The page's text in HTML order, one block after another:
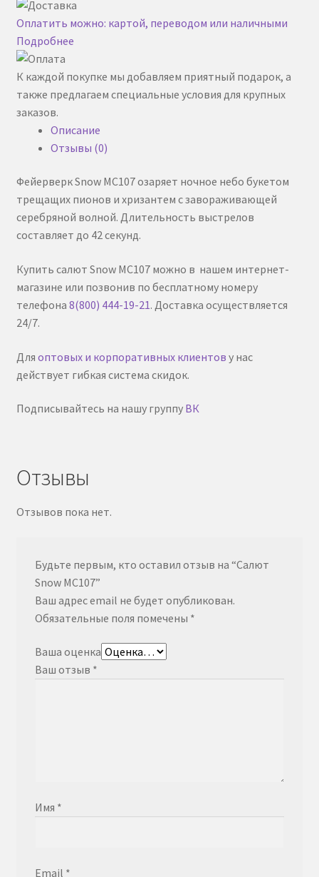
Оплатить можно: картой, переводом или наличными
Подробнее
К каждой покупке мы добавляем приятный подарок, а
также предлагаем специальные условия для крупных
заказов.
Описание
Отзывы (0)
Фейерверк Snow MC107 озаряет ночное небо букетом
трещащих пионов и хризантем с завораживающей
серебряной волной. Длительность выстрелов
составляет до 42 секунд.
Купить салют Snow MC107 можно в нашем интернет-
магазине или позвонив по бесплатному номеру
телефона 8(800) 444-19-21. Доставка осуществляется
24/7.
Для оптовых и корпоративных клиентов у нас
действует гибкая система скидок.
Подписывайтесь на нашу группу ВК
Отзывы
Отзывов пока нет.
Будьте первым, кто оставил отзыв на “Салют
Snow MC107”
Ваш адрес email не будет опубликован.
Обязательные поля помечены *
Ваша оценка
Ваш отзыв *
Имя *
Email *